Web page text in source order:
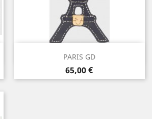
PARIS GD
Prix
65,00 €
Aperçu rapide